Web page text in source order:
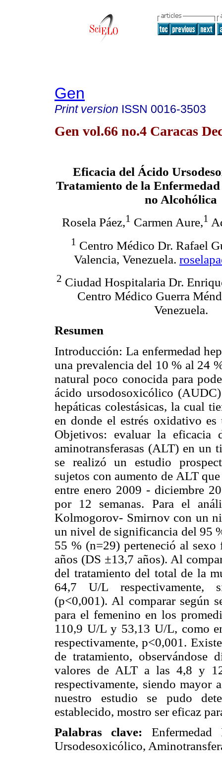
Gen
Print version ISSN 0016-3503
Gen vol.66 no.4 Caracas
Eficacia del Ácido
Tratamiento de la
no Alcohólica
Rosela Páez,1 Carmen Aure,1
1 Centro Médico Dr. Rafael
Valencia, Venezuela.
2 Ciudad Hospitalaria Dr.
Centro Médico Guerra
Venezuela.
Resumen
Introducción: La enfermedad
una prevalencia del 10 % al 24
natural poco conocida para
ácido ursodosoxicólico
hepáticas colestásicas, la cual
en donde el estrés oxidativo
Objetivos: evaluar la eficacia
aminotransferasas (ALT) en un
se realizó un estudio
sujetos con aumento de ALT
entre enero 2009 - diciembre
por 12 semanas. Para el
Kolmogorov- Smirnov con un
un nivel de significancia del 95
55 % (n=29) perteneció al sexo
años (DS ±13,7 años). Al
del tratamiento del total de la
64,7 U/L respectivamente,
(p<0,001). Al comparar según
para el femenino en los
110,9 U/L y 53,13 U/L, como
respectivamente, p<0,001.
de tratamiento, observándose
valores de ALT a las 4,8 y
respectivamente, siendo mayor
nuestro estudio se pudo
establecido, mostro ser eficaz
Palabras clave:
Ursodesoxicólico,